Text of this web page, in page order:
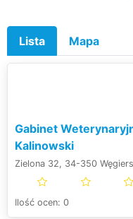
Lista Mapa
Gabinet
Kalinowski
Zielona 32, 34-350
Ilość ocen: 0